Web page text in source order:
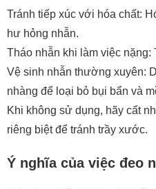
Tránh tiếp xúc với hóa chất:
hư hỏng nhẫn.
Tháo nhẫn khi làm việc
Vệ sinh nhẫn thường xuyên:
nhàng để loại bỏ bụi bẩn và
Khi không sử dụng, hãy cất
riêng biệt để tránh trầy xước.
Ý nghĩa của việc đeo